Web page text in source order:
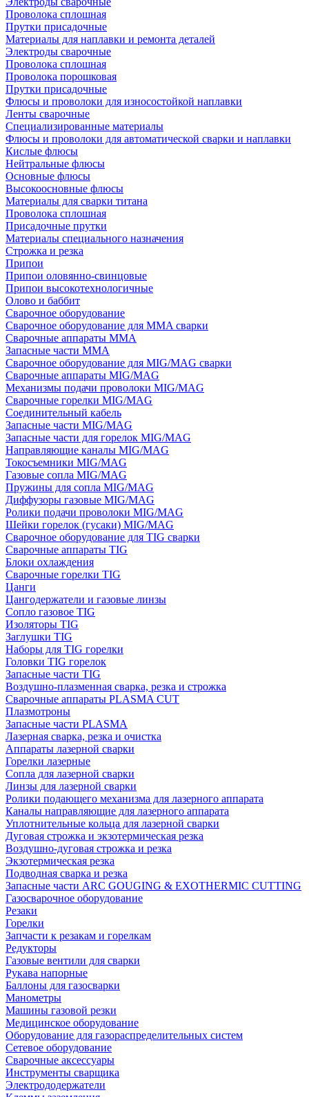
Проволока сплошная
Прутки присадочные
Материалы для наплавки и ремонта деталей
Электроды сварочные
Проволока сплошная
Проволока порошковая
Прутки присадочные
Флюсы и проволоки для износостойкой наплавки
Ленты сварочные
Специализированные материалы
Флюсы и проволоки для автоматической сварки и наплавки
Кислые флюсы
Нейтральные флюсы
Основные флюсы
Высокоосновные флюсы
Материалы для сварки титана
Проволока сплошная
Присадочные прутки
Материалы специального назначения
Строжка и резка
Припои
Припои оловянно-свинцовые
Припои высокотехнологичные
Олово и баббит
Сварочное оборудование
Сварочное оборудование для MMA сварки
Сварочные аппараты MMA
Запасные части MMA
Сварочное оборудование для MIG/MAG сварки
Сварочные аппараты MIG/MAG
Механизмы подачи проволоки MIG/MAG
Сварочные горелки MIG/MAG
Соединительный кабель
Запасные части MIG/MAG
Запасные части для горелок MIG/MAG
Направляющие каналы MIG/MAG
Токосъемники MIG/MAG
Газовые сопла MIG/MAG
Пружины для сопла MIG/MAG
Диффузоры газовые MIG/MAG
Ролики подачи проволоки MIG/MAG
Шейки горелок (гусаки) MIG/MAG
Сварочное оборудование для TIG сварки
Сварочные аппараты TIG
Блоки охлаждения
Сварочные горелки TIG
Цанги
Цангодержатели и газовые линзы
Сопло газовое TIG
Изоляторы TIG
Заглушки TIG
Наборы для TIG горелки
Головки TIG горелок
Запасные части TIG
Воздушно-плазменная сварка, резка и строжка
Сварочные аппараты PLASMA CUT
Плазмотроны
Запасные части PLASMA
Лазерная сварка, резка и очистка
Аппараты лазерной сварки
Горелки лазерные
Сопла для лазерной сварки
Линзы для лазерной сварки
Ролики подающего механизма для лазерного аппарата
Каналы направляющие для лазерного аппарата
Уплотнительные кольца для лазерной сварки
Дуговая строжка и экзотермическая резка
Воздушно-дуговая строжка и резка
Экзотермическая резка
Подводная сварка и резка
Запасные части ARC GOUGING & EXOTHERMIC CUTTING
Газосварочное оборудование
Резаки
Горелки
Запчасти к резакам и горелкам
Редукторы
Газовые вентили для сварки
Рукава напорные
Баллоны для газосварки
Манометры
Машины газовой резки
Медицинское оборудование
Оборудование для газораспределительных систем
Сетевое оборудование
Сварочные аксессуары
Инструменты сварщика
Электрододержатели